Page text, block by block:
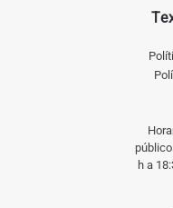
h a